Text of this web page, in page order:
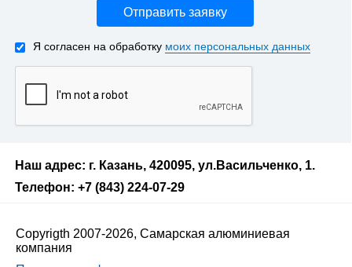
Отправить заявку
Я согласен на обработку моих персональных данных
Наш адрес: г. Казань, 420095, ул.Васильченко, 1.
Телефон: +7 (843) 224-07-29
Copyrigth 2007-2026, Самарская алюминиевая
компания